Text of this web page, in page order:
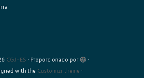
CGJ-ES · Proporcionado por
·
with the Customizr theme ·